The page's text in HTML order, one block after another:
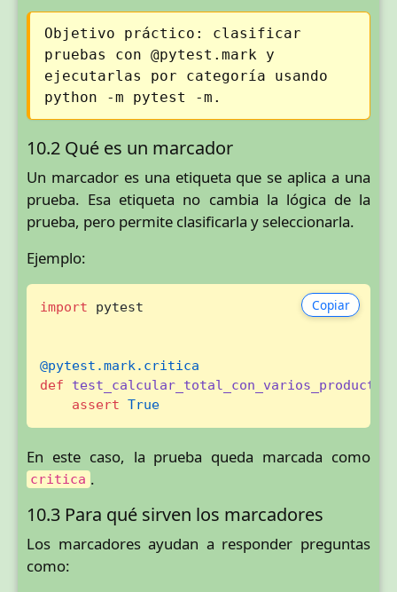
Objetivo práctico: clasificar
pruebas con @pytest.mark y
ejecutarlas por categoría usando
python -m pytest -m.
10.2 Qué es un marcador
Un marcador es una etiqueta que se aplica a una
prueba. Esa etiqueta no cambia la lógica de la
prueba, pero permite clasificarla y seleccionarla.
Ejemplo:
Copiar
import pytest
@pytest.mark.critica
def
assert True
En este caso, la prueba queda marcada como
critica .
10.3 Para qué sirven los marcadores
Los marcadores ayudan a responder preguntas
como: